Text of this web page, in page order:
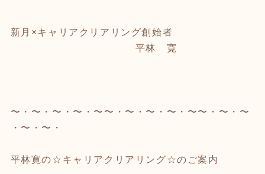
新月×キャリアクリアリング創始者
平林 寛
〜・〜・〜・〜・〜〜・〜・〜・〜・〜〜・〜・〜
・〜・〜・
平林寛の☆キャリアクリアリング☆のご案内